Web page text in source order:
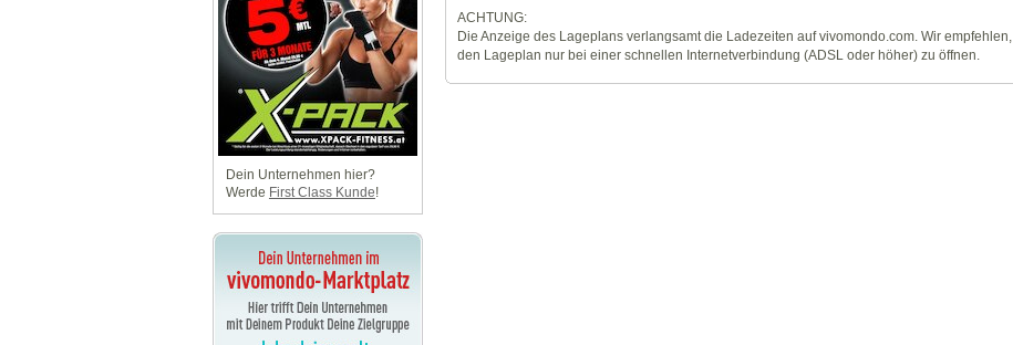
Dein Unternehmen hier?
Werde First Class Kunde!
ACHTUNG:
Die Anzeige des Lageplans verlangsamt die Ladezeiten auf vivomondo.com. Wir empfehlen,
den Lageplan nur bei einer schnellen Internetverbindung (ADSL oder höher) zu öffnen.